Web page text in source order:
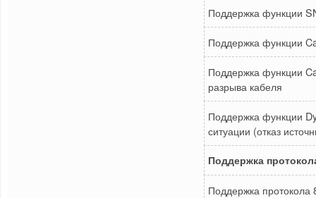
Поддержка функции
Поддержка функции
Поддержка функции
разрыва кабеля
Поддержка функции
ситуации (отказ
Поддержка
Поддержка